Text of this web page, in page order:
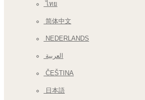
ไทย
简体中文
NEDERLANDS
العربية
ČEŠTINA
日本語